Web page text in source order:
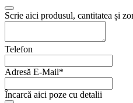
Scrie aici produsul, cantitatea și
Telefon
Adresă E-Mail*
Încarcă aici poze cu detalii